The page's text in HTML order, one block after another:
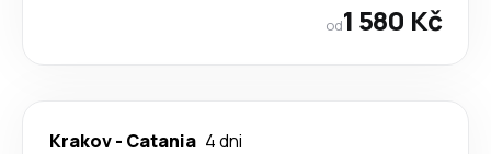
od1 580 Kč
Krakov- Catania 4 dni